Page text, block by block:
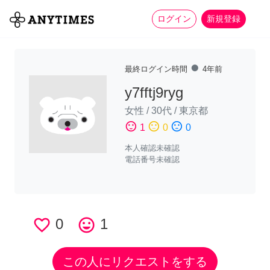
ログイン 新規登録
全て 家事 more_horiz
最終ログイン時間 fiber_manual_record 4年前
y7fftj9ryg
女性 /30代 /東京都
sentiment_satisfied 1 sentiment_neutral 0 sentiment_dissatisfied 0
本人確認未確認
電話番号未確認
favorite_border 0 tag_faces 1
この人にリクエストをする